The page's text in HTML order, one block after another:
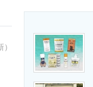
リーダーのコミュニティ